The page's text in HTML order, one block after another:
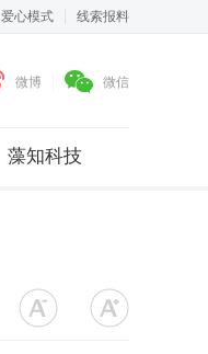
爱心模式 线索报料
微博 微信
藻知科技